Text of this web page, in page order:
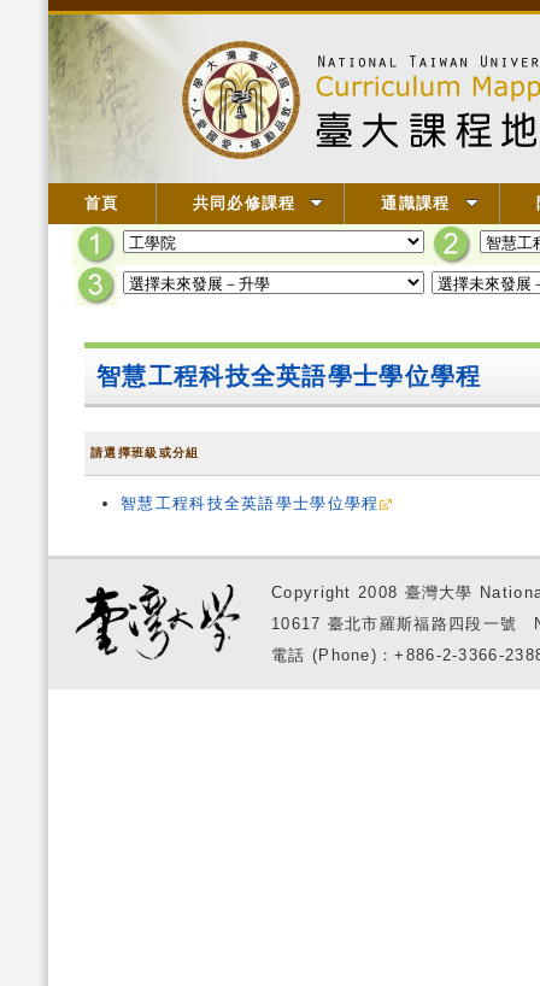
首頁 共同必修課程 通識課程
智慧工程科技全英語學士學位學程
請選擇班級或分組
智慧工程科技全英語學士學位學程
Copyright 2008 臺灣大學
10617 臺北市羅斯福路四段一
電話 (Phone)：+886-2-3366-